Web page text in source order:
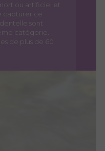
ou artificiel et
capturer ce
sont
catégorie.
de plus de 60